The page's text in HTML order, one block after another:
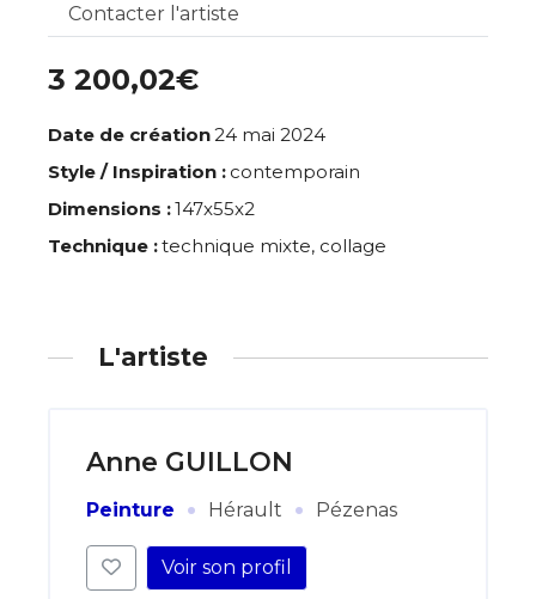
Contacter l'artiste
3 200,02€
Date de création24 mai 2024
Style / Inspiration : contemporain
Dimensions :147x55x2
Technique :technique mixte, collage
L'artiste
Anne GUILLON
Peinture · Hérault · Pézenas
Voir son profil